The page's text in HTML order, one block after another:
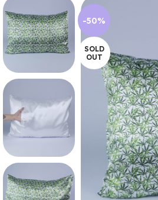
-50%
SOLD
OUT